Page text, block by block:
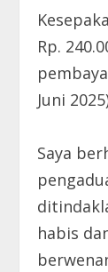
Rp.
Juni
Saya
habis